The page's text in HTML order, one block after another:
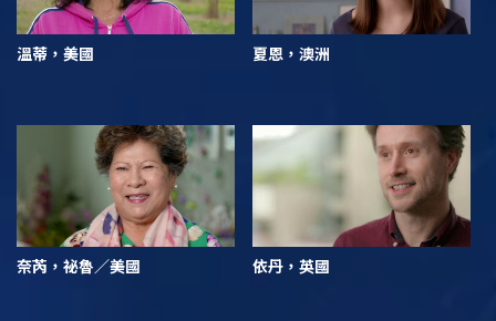
溫蒂，美國 夏恩，澳洲
奈芮，祕魯／美國 依丹，英國